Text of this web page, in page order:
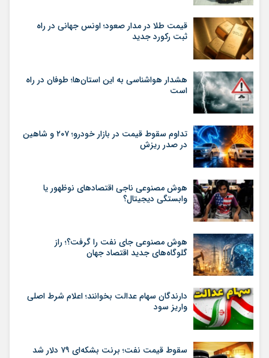
قیمت طلا در مدار صعود؛ اونس جهانی در راه
ثبت رکورد جدید
هشدار هواشناسی به این استان‌ها؛ طوفان در راه
است
تداوم سقوط قیمت در بازار خودرو؛ ۲۰۷ و شاهین
در صدر ریزش
هوش مصنوعی ناجی اقتصادهای نوظهور یا
وابستگی دیجیتال؟
هوش مصنوعی جای نفت را گرفت؟؛ راز
گلوگاه‌های جدید اقتصاد جهان
دارندگان سهام عدالت بخوانند؛ اعلام شرط اصلی
واریز سود
سقوط قیمت نفت؛ برنت بشکه‌ای ۷۹ دلار شد